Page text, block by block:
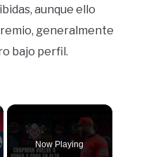
aunque ello
generalmente
bajo perfil.
Now Playing